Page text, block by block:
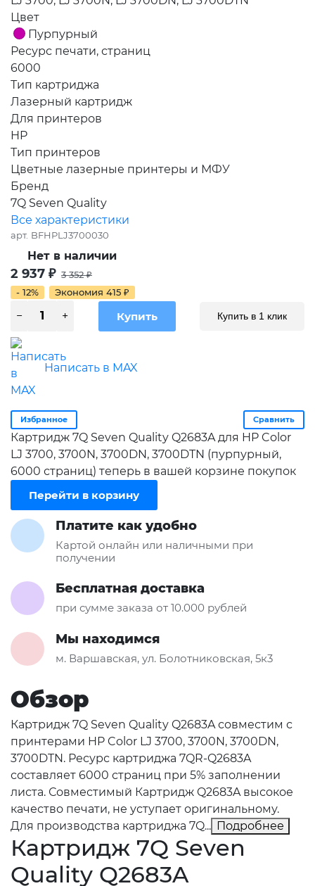
Цвет
Пурпурный
Ресурс печати, страниц
6000
Тип картриджа
Лазерный картридж
Для принтеров
HP
Тип принтеров
Цветные лазерные принтеры и МФУ
Бренд
7Q Seven Quality
Все характеристики
арт. BFHPLJ3700030
Нет в наличии
2 937 ₽ 3 352₽
- 12%
Экономия 415 ₽
Купить в 1 клик
Написать в MAX
Избранное Сравнить
Картридж 7Q Seven Quality Q2683A для HP Color
LJ 3700, 3700N, 3700DN, 3700DTN (пурпурный,
6000 страниц) теперь в вашей корзине покупок
Перейти в корзину
Платите как удобно
Картой онлайн или наличными при
получении
Бесплатная доставка
при сумме заказа от 10.000 рублей
Мы находимся
м. Варшавская, ул. Болотниковская, 5к3
Обзор
Картридж 7Q Seven Quality Q2683A совместим с
принтерами HP Color LJ 3700, 3700N, 3700DN,
3700DTN. Ресурс картриджа 7QR-Q2683A
составляет 6000 страниц при 5% заполнении
листа. Совместимый Картридж Q2683A высокое
качество печати, не уступает оригинальному.
Для производства картриджа 7Q... Подробнее
Картридж 7Q Seven
Quality Q2683A